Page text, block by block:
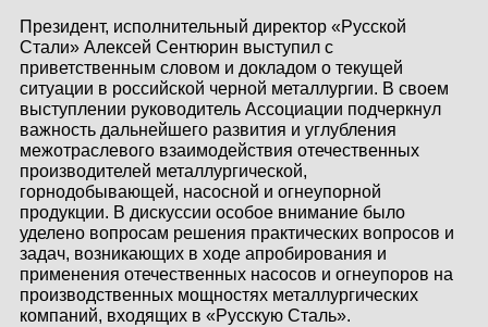
Президент, исполнительный директор «Русской
Стали» Алексей Сентюрин выступил с
приветственным словом и докладом о текущей
ситуации в российской черной металлургии. В своем
выступлении руководитель Ассоциации подчеркнул
важность дальнейшего развития и углубления
межотраслевого взаимодействия отечественных
производителей металлургической,
горнодобывающей, насосной и огнеупорной
продукции. В дискуссии особое внимание было
уделено вопросам решения практических вопросов и
задач, возникающих в ходе апробирования и
применения отечественных насосов и огнеупоров на
производственных мощностях металлургических
компаний, входящих в «Русскую Сталь».